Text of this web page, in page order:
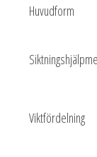
Huvudform
Viktfördelning